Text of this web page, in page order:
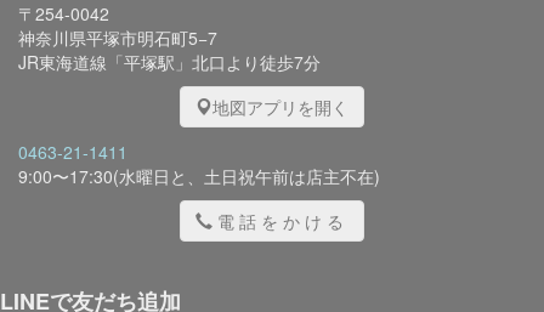
〒254-0042
神奈川県平塚市明石町5−7
JR東海道線「平塚駅」北口より徒歩7分
地図アプリを開く
0463-21-1411
9:00〜17:30(水曜日と、土日祝午前は店主不在)
電話をかける
LINEで友だち追加